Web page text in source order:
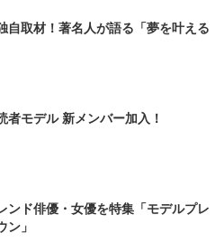
自取材！著名人が語る「夢を叶える
者モデル 新メンバー加入！
ンド俳優・女優を特集「モデルプレ
ン」